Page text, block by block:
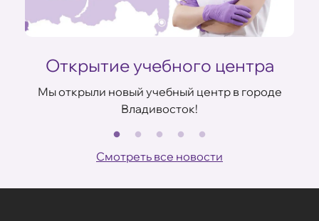
Открытие учебного центра
Мы открыли новый учебный центр в городе
Владивосток!
Смотреть все новости